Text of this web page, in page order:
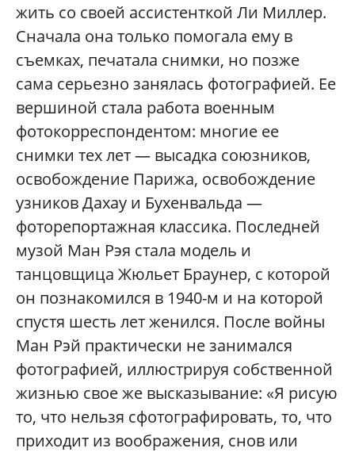
жить со своей ассистенткой Ли Миллер.
Сначала она только помогала ему в
съемках, печатала снимки, но позже
сама серьезно занялась фотографией. Ее
вершиной стала работа военным
фотокорреспондентом: многие ее
снимки тех лет — высадка союзников,
освобождение Парижа, освобождение
узников Дахау и Бухенвальда —
фоторепортажная классика. Последней
музой Ман Рэя стала модель и
танцовщица Жюльет Браунер, с которой
он познакомился в 1940-м и на которой
спустя шесть лет женился. После войны
Ман Рэй практически не занимался
фотографией, иллюстрируя собственной
жизнью свое же высказывание: «Я рисую
то, что нельзя сфотографировать, то, что
приходит из воображения, снов или